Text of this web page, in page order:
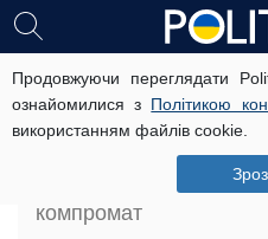
Продовжуючи переглядати
ознайомилися з Політикою
використанням файлів cookie.
Кльофа Тарас
біографія і
Досьє
Кльофа Тарас
компромат